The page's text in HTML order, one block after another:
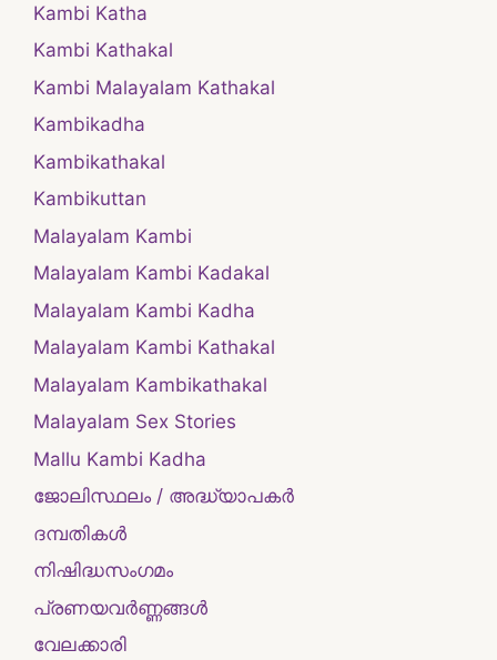
Kambi Katha
Kambi Kathakal
Kambi Malayalam Kathakal
Kambikadha
Kambikathakal
Kambikuttan
Malayalam Kambi
Malayalam Kambi Kadakal
Malayalam Kambi Kadha
Malayalam Kambi Kathakal
Malayalam Kambikathakal
Malayalam Sex Stories
Mallu Kambi Kadha
ജോലിസ്ഥലം / അദ്ധ്യാപകർ
ദമ്പതികള്‍
നിഷിദ്ധസംഗമം
പ്രണയവർണ്ണങ്ങൾ
വേലക്കാരി